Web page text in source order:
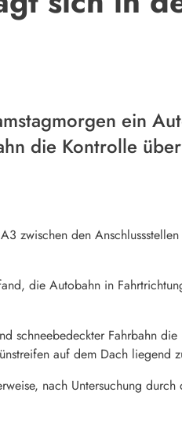
ein
die Kontrolle
zwischen den
die Autobahn in
schneebedeckter Fahrbahn
auf dem Dach liegend
nach Untersuchung durch